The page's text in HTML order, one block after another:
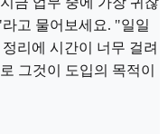
고 물어보세요. "일일
리에 시간이 너무 걸려
그것이 도입의 목적이